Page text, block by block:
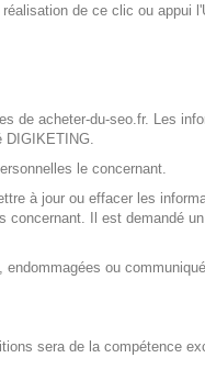
de ce clic ou appui
de acheter-du-seo.fr. Les
DIGIKETING.
le concernant.
à jour ou effacer les
Il est demandé
ou
sera de la compétence